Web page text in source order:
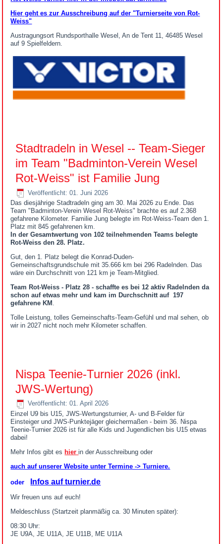
Hier geht es zur Ausschreibung auf der "Turnierseite von Rot-
Weiss"
Austragungsort Rundsporthalle Wesel, An de Tent 11, 46485 Wesel
auf 9 Spielfeldern.
Stadtradeln in Wesel -- Team-Sieger
im Team "Badminton-Verein Wesel
Rot-Weiss" ist Familie Jung
Veröffentlicht: 01. Juni 2026
Das diesjährige Stadtradeln ging am 30. Mai 2026 zu Ende. Das
Team "Badminton-Verein Wesel Rot-Weiss" brachte es auf 2.368
gefahrene Kilometer. Familie Jung belegte im Rot-Weiss-Team den 1.
Platz mit 845 gefahrenen km.
In der Gesamtwertung von 102 teilnehmenden Teams belegte
Rot-Weiss den 28. Platz.
Gut, den 1. Platz belegt die Konrad-Duden-
Gemeinschaftsgrundschule mit 35.666 km bei 296 Radelnden. Das
wäre ein Durchschnitt von 121 km je Team-Mitglied.
Team Rot-Weiss - Platz 28 - schaffte es bei 12 aktiv Radelnden da
schon auf etwas mehr und kam im Durchschnitt auf 197
gefahrene KM .
Tolle Leistung, tolles Gemeinschafts-Team-Gefühl und mal sehen, ob
wir in 2027 nicht noch mehr Kilometer schaffen.
Nispa Teenie-Turnier 2026 (inkl.
JWS-Wertung)
Veröffentlicht: 01. April 2026
Einzel U9 bis U15, JWS-Wertungsturnier, A- und B-Felder für
Einsteiger und JWS-Punktejäger gleichermaßen - beim 36. Nispa
Teenie-Turnier 2026 ist für alle Kids und Jugendlichen bis U15 etwas
dabei!
Mehr Infos gibt es hierin der Ausschreibung oder
auch auf unserer Website unter Termine -> Turniere.
oder Infos auf turnier.de
Wir freuen uns auf euch!
Meldeschluss (Startzeit planmäßig ca. 30 Minuten später):
08:30 Uhr:
JE U9A, JE U11A, JE U11B, ME U11A